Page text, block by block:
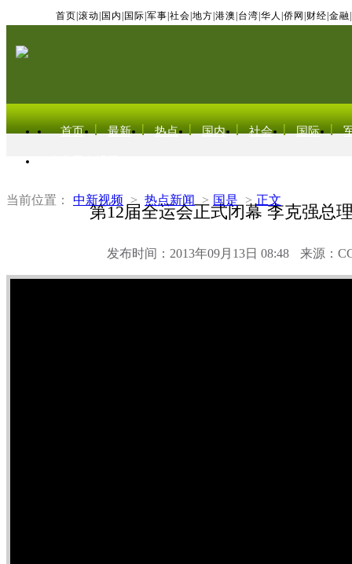
首页 滚动 国内 国际 军事 社会 地方 港澳 台湾 华人 侨网 财经 金融
首页 最新 热点 国内 社会 国际
当前位置： 中新视频 > 热点新闻 > 国是 > 正文
第12届全运会正式闭幕 李克强总
发布时间：2013年09月13日 08:48 来源：